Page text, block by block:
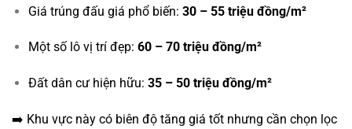
Giá trúng đấu giá phổ biến: 30 – 55 triệu đồng/m²
Một số lô vị trí đẹp: 60 – 70 triệu đồng/m²
Đất dân cư hiện hữu: 35 – 50 triệu đồng/m²
➡️ Khu vực này có biên độ tăng giá tốt nhưng cần chọn lọc